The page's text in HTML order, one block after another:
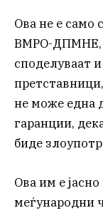
Ова не е само
ВМРО-ДПМНЕ,
споделуваат
не може една
гаранции,
биде
Ова им е
меѓународни